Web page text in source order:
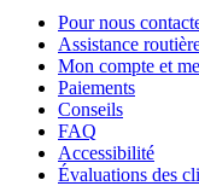
Pour nous
Assistance
Mon compte et
Paiements
Conseils
FAQ
Accessibilité
Évaluations des